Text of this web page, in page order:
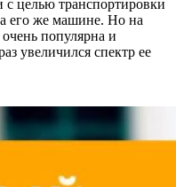
с целью транспортировки
его же машине. Но на
популярна и
увеличился спектр ее